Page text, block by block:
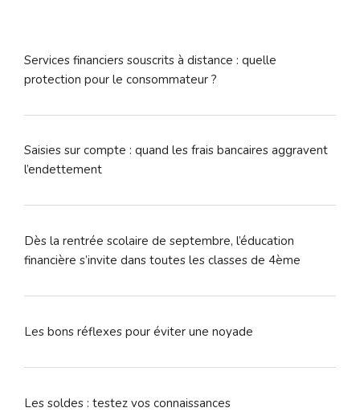
Services financiers souscrits à distance : quelle
protection pour le consommateur ?
Saisies sur compte : quand les frais bancaires aggravent
l’endettement
Dès la rentrée scolaire de septembre, l’éducation
financière s’invite dans toutes les classes de 4ème
Les bons réflexes pour éviter une noyade
Les soldes : testez vos connaissances